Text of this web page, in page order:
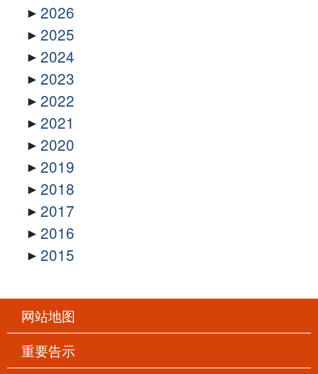
2026
2025
2024
2023
2022
2021
2020
2019
2018
2017
2016
2015
网站地图
重要告示